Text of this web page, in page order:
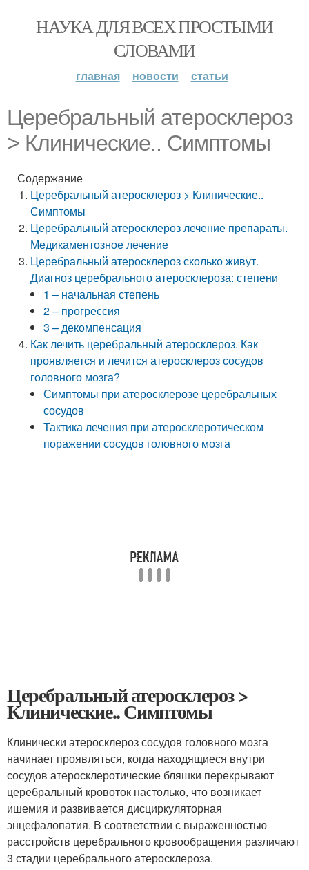
НАУКА ДЛЯ ВСЕХ ПРОСТЫМИ
СЛОВАМИ
главная новости статьи
Церебральный атеросклероз
> Клинические.. Симптомы
Содержание
Церебральный атеросклероз > Клинические..
Симптомы
Церебральный атеросклероз лечение препараты.
Медикаментозное лечение
Церебральный атеросклероз сколько живут.
Диагноз церебрального атеросклероза: степени
1 – начальная степень
2 – прогрессия
3 – декомпенсация
Как лечить церебральный атеросклероз. Как
проявляется и лечится атеросклероз сосудов
головного мозга?
Симптомы при атеросклерозе церебральных
сосудов
Тактика лечения при атеросклеротическом
поражении сосудов головного мозга
Церебральный атеросклероз >
Клинические.. Симптомы
Клинически атеросклероз сосудов головного мозга
начинает проявляться, когда находящиеся внутри
сосудов атеросклеротические бляшки перекрывают
церебральный кровоток настолько, что возникает
ишемия и развивается дисциркуляторная
энцефалопатия. В соответствии с выраженностью
расстройств церебрального кровообращения различают
3 стадии церебрального атеросклероза.